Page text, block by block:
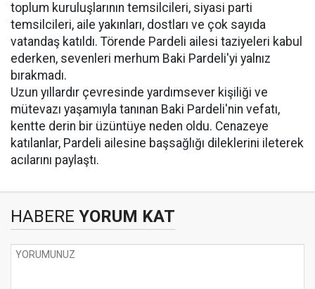
toplum kuruluşlarının temsilcileri, siyasi parti
temsilcileri, aile yakınları, dostları ve çok sayıda
vatandaş katıldı. Törende Pardeli ailesi taziyeleri kabul
ederken, sevenleri merhum Baki Pardeli'yi yalnız
bırakmadı.
Uzun yıllardır çevresinde yardımsever kişiliği ve
mütevazı yaşamıyla tanınan Baki Pardeli'nin vefatı,
kentte derin bir üzüntüye neden oldu. Cenazeye
katılanlar, Pardeli ailesine başsağlığı dileklerini ileterek
acılarını paylaştı.
HABERE YORUM KAT